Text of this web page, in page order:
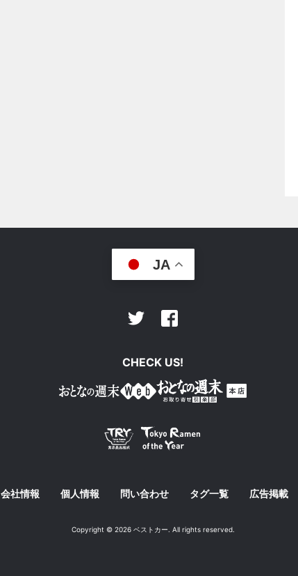
JA
Twitter
CHECK US!
会社情報 個人情報 問い合わせ タグ一覧 広告掲載
Copyright © 2026 ベストカー. All rights reserved.